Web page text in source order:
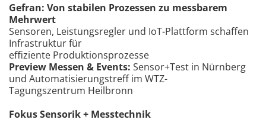
Gefran: Von stabilen Prozessen zu messbarem
Mehrwert
Sensoren, Leistungsregler und IoT-Plattform schaffen
Infrastruktur für
effiziente Produktionsprozesse
Preview Messen & Events: Sensor+Test in Nürnberg
und Automatisierungstreff im WTZ-
Tagungszentrum Heilbronn
Fokus Sensorik + Messtechnik